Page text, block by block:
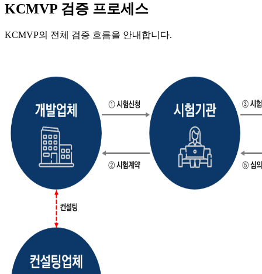
KCMVP 검증 프로세스
KCMVP의 전체 검증 흐름을 안내합니다.